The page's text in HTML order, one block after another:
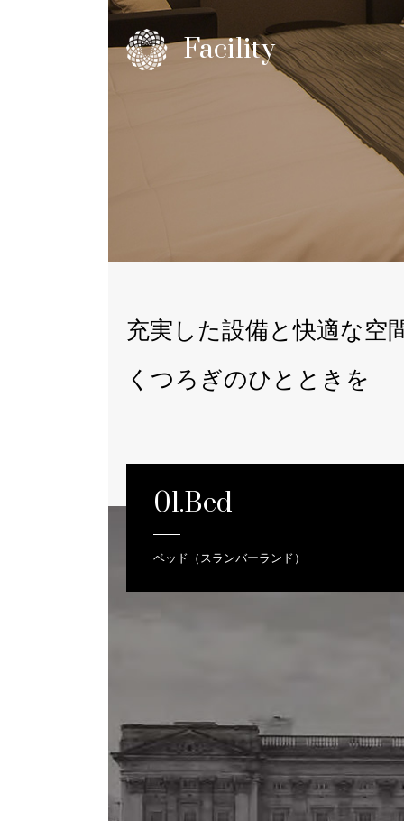
Facility
充実した設備と快適な空
くつろぎのひとときを
01.Bed
ベッド（スランバーランド）